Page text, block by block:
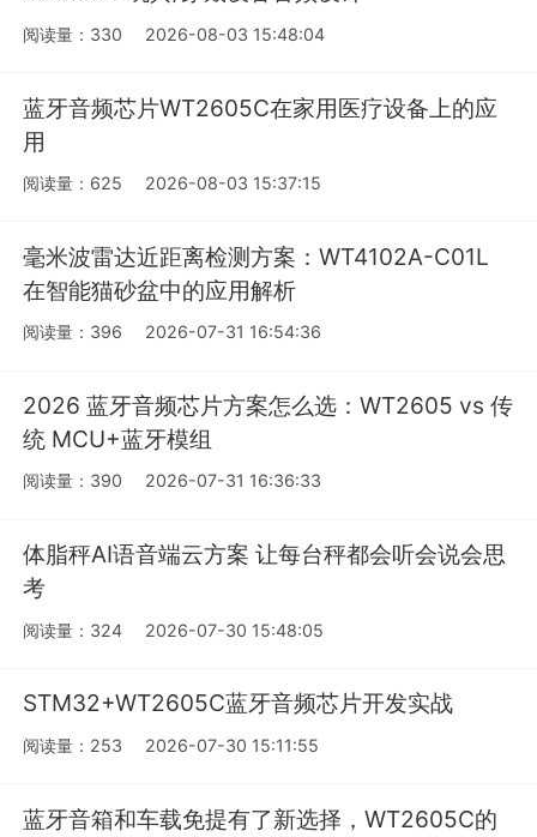
阅读量：330 2026-08-03 15:48:04
蓝牙音频芯片WT2605C在家用医疗设备上的应
用
阅读量：625 2026-08-03 15:37:15
毫米波雷达近距离检测方案：WT4102A-C01L
在智能猫砂盆中的应用解析
阅读量：396 2026-07-31 16:54:36
2026 蓝牙音频芯片方案怎么选：WT2605 vs 传
统 MCU+蓝牙模组
阅读量：390 2026-07-31 16:36:33
体脂秤AI语音端云方案 让每台秤都会听会说会思
考
阅读量：324 2026-07-30 15:48:05
STM32+WT2605C蓝牙音频芯片开发实战
阅读量：253 2026-07-30 15:11:55
蓝牙音箱和车载免提有了新选择，WT2605C的